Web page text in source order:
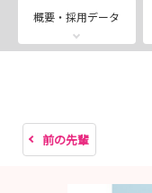
概要・採用データ
前の先輩